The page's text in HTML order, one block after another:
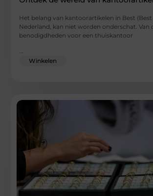
Het belang van kantoorartikelen in Best (Best
Nederland, kan niet worden onderschat. Van
benodigdheden voor een thuiskantoor
...
Winkelen